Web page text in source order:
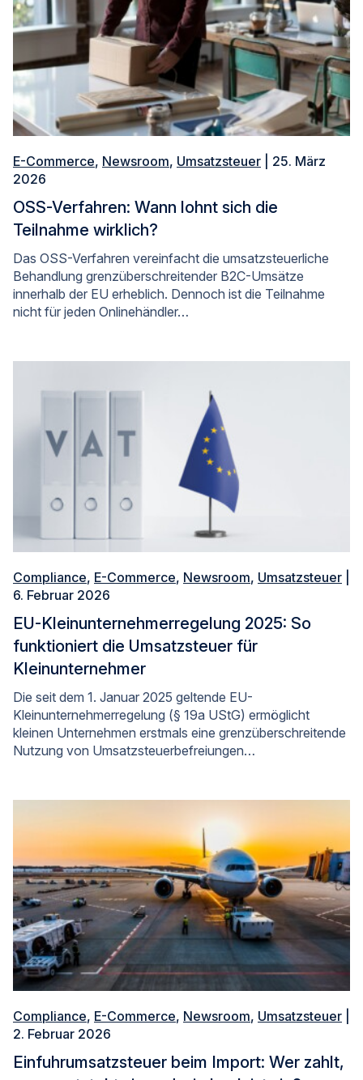
E-Commerce, Newsroom, Umsatzsteuer | 25. März
2026
OSS-Verfahren: Wann lohnt sich die
Teilnahme wirklich?
Das OSS-Verfahren vereinfacht die umsatzsteuerliche
Behandlung grenzüberschreitender B2C-Umsätze
innerhalb der EU erheblich. Dennoch ist die Teilnahme
nicht für jeden Onlinehändler…
Compliance, E-Commerce, Newsroom, Umsatzsteuer
6. Februar 2026
EU-Kleinunternehmerregelung 2025: So
funktioniert die Umsatzsteuer für
Kleinunternehmer
Die seit dem 1. Januar 2025 geltende EU-
Kleinunternehmerregelung (§ 19a UStG) ermöglicht
kleinen Unternehmen erstmals eine grenzüberschreitende
Nutzung von Umsatzsteuerbefreiungen…
Compliance, E-Commerce, Newsroom, Umsatzsteuer
2. Februar 2026
Einfuhrumsatzsteuer beim Import: Wer zahlt,